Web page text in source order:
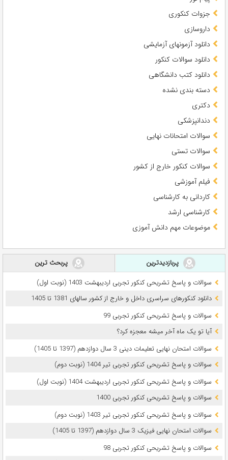
جزوات کنکوری
داروسازی
دانلود آزمونهای آزمایشی
دانلود سوالات کنکور
دانلود کتب دانشگاهی
دسته بندی نشده
دکتری
دندانپزشکی
سوالات امتحانات نهایی
سوالات تستی
سوالات کنکور خارج از کشور
فیلم آموزشی
کاردانی به کارشناسی
کارشناسی ارشد
موضوعات مهم دانش آموزی
پربازدیدترین
پربحث ترین
سوالات و پاسخ تشریحی کنکور تجربی اردیبهشت 1403 (نوبت اول)
دانلود کنکورهای سراسری داخل و خارج از کشور سالهای 1381 تا 1405
سوالات و پاسخ تشریحی کنکور تجربی 99
آیا تو یک ماه آخر میشه معجزه کرد؟
سوالات امتحان نهایی تعلیمات دینی 3 سال دوازدهم (1397 تا 1405)
سوالات و پاسخ تشریحی کنکور تجربی تیر 1404 (نوبت دوم)
سوالات و پاسخ تشریحی کنکور تجربی اردیبهشت 1404 (نوبت اول)
سوالات و پاسخ تشریحی کنکور تجربی 1400
سوالات و پاسخ تشریحی کنکور تجربی تیر 1403 (نوبت دوم)
سوالات امتحان نهایی فیزیک 3 سال دوازدهم (1397 تا 1405)
سوالات و پاسخ تشریحی کنکور تجربی 98